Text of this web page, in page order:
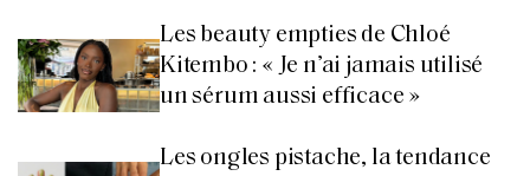
Les beauty empties de Chloé
Kitembo : « Je n’ai jamais utilisé
un sérum aussi efficace »
Les ongles pistache, la tendance